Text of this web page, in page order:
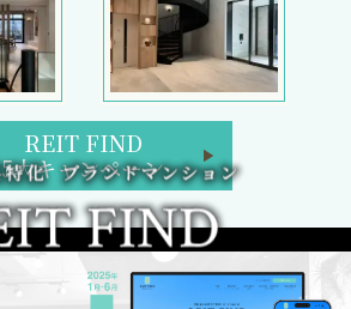
REIT FIND
5大キャンペーン